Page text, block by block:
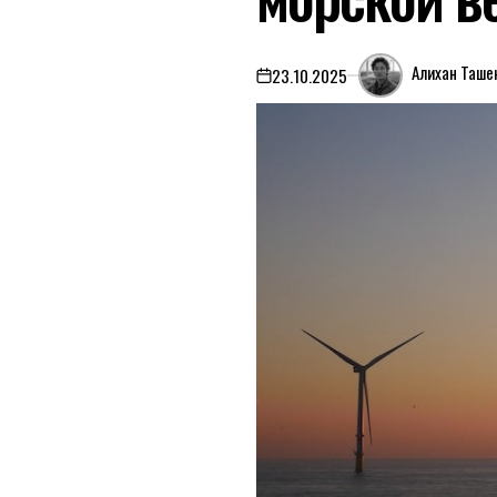
on23.10.2025 Алихан